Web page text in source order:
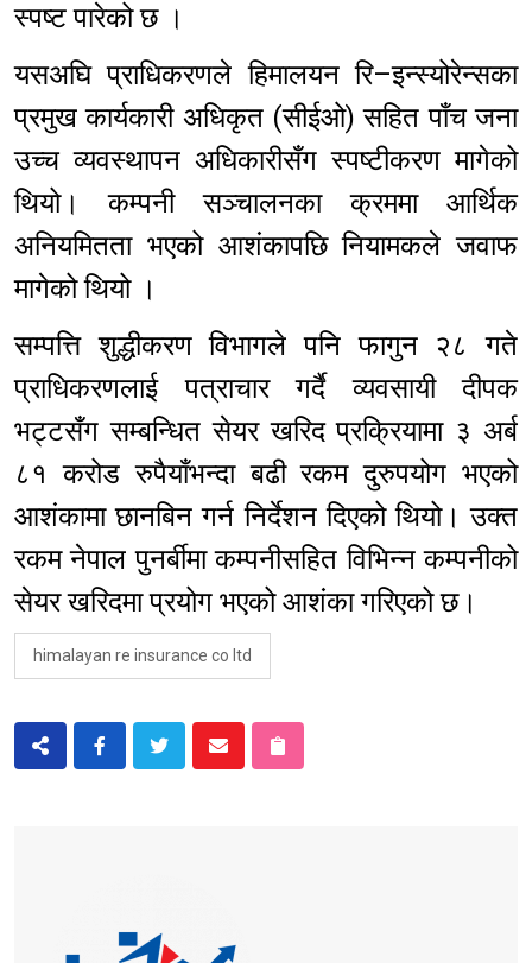
स्पष्ट पारेको छ ।
यसअघि प्राधिकरणले हिमालयन रि–इन्स्योरेन्सका
प्रमुख कार्यकारी अधिकृत (सीईओ) सहित पाँच जना
उच्च व्यवस्थापन अधिकारीसँग स्पष्टीकरण मागेको
थियो। कम्पनी सञ्चालनका क्रममा आर्थिक
अनियमितता भएको आशंकापछि नियामकले जवाफ
मागेको थियो ।
सम्पत्ति शुद्धीकरण विभागले पनि फागुन २८ गते
प्राधिकरणलाई पत्राचार गर्दै व्यवसायी दीपक
भट्टसँग सम्बन्धित सेयर खरिद प्रक्रियामा ३ अर्ब
८१ करोड रुपैयाँभन्दा बढी रकम दुरुपयोग भएको
आशंकामा छानबिन गर्न निर्देशन दिएको थियो। उक्त
रकम नेपाल पुनर्बीमा कम्पनीसहित विभिन्न कम्पनीको
सेयर खरिदमा प्रयोग भएको आशंका गरिएको छ।
himalayan re insurance co ltd